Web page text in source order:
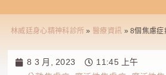
林威廷身心精神科診所 »醫療資訊 »8個焦慮症
8 3 月, 2023
11:45 上午